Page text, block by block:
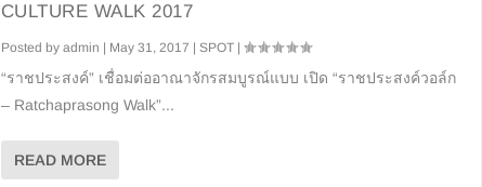
CULTURE WALK 2017
Posted by admin | May 31, 2017 | SPOT|
“ราชประสงค์” เชื่อมต่ออาณาจักรสมบูรณ์แบบ เปิด “ราชประสงค์วอล์ก
– Ratchaprasong Walk”...
READ MORE